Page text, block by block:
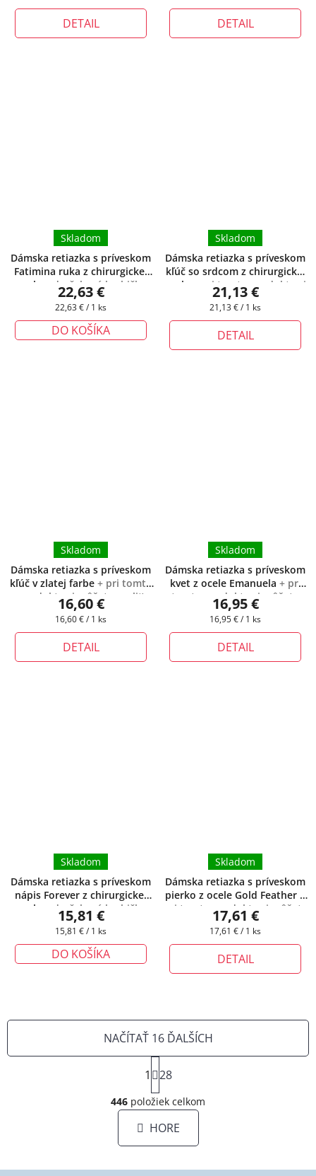
cena:
DETAIL
cena:
DETAIL
Dámska retiazka s príveskom
Fatimina ruka z chirurgickej
ocele
+ darčeková krabička
zadarmo
Skladom
22,63 €
Jednotková
cena:
22,63 € / 1 ks
DO KOŠÍKA
Dámska retiazka s príveskom
kľúč so srdcom z chirurgickej
ocele
+ pri tomto produkte si
môžete zvoliť dĺžku retiazky
Skladom
21,13 €
Jednotková
cena:
21,13 € / 1 ks
DETAIL
Dámska retiazka s príveskom
kľúč v zlatej farbe + pri tomto
produkte si môžete zvoliť
dĺžku retiazky
Skladom
16,60 €
Jednotková
cena:
16,60 € / 1 ks
DETAIL
Dámska retiazka s príveskom
kvet z ocele Emanuela + pri
tomto produkte si môžete
zvoliť dĺžku retiazky
Skladom
16,95 €
Jednotková
cena:
16,95 € / 1 ks
DETAIL
Dámska retiazka s príveskom
nápis Forever z chirurgickej
ocele
+ darčeková krabička
zadarmo
Skladom
15,81 €
Jednotková
cena:
15,81 € / 1 ks
DO KOŠÍKA
Dámska retiazka s príveskom
pierko z ocele Gold Feather +
pri tomto produkte si môžete
zvoliť dĺžku retiazky
Skladom
17,61 €
Jednotková
cena:
17,61 € / 1 ks
DETAIL
O
v
l
á
d
a
NAČÍTAŤ 16 ĎALŠÍCH
S
t
r
á
n
k
o
a
1 28
446 položiek celkom
HORE